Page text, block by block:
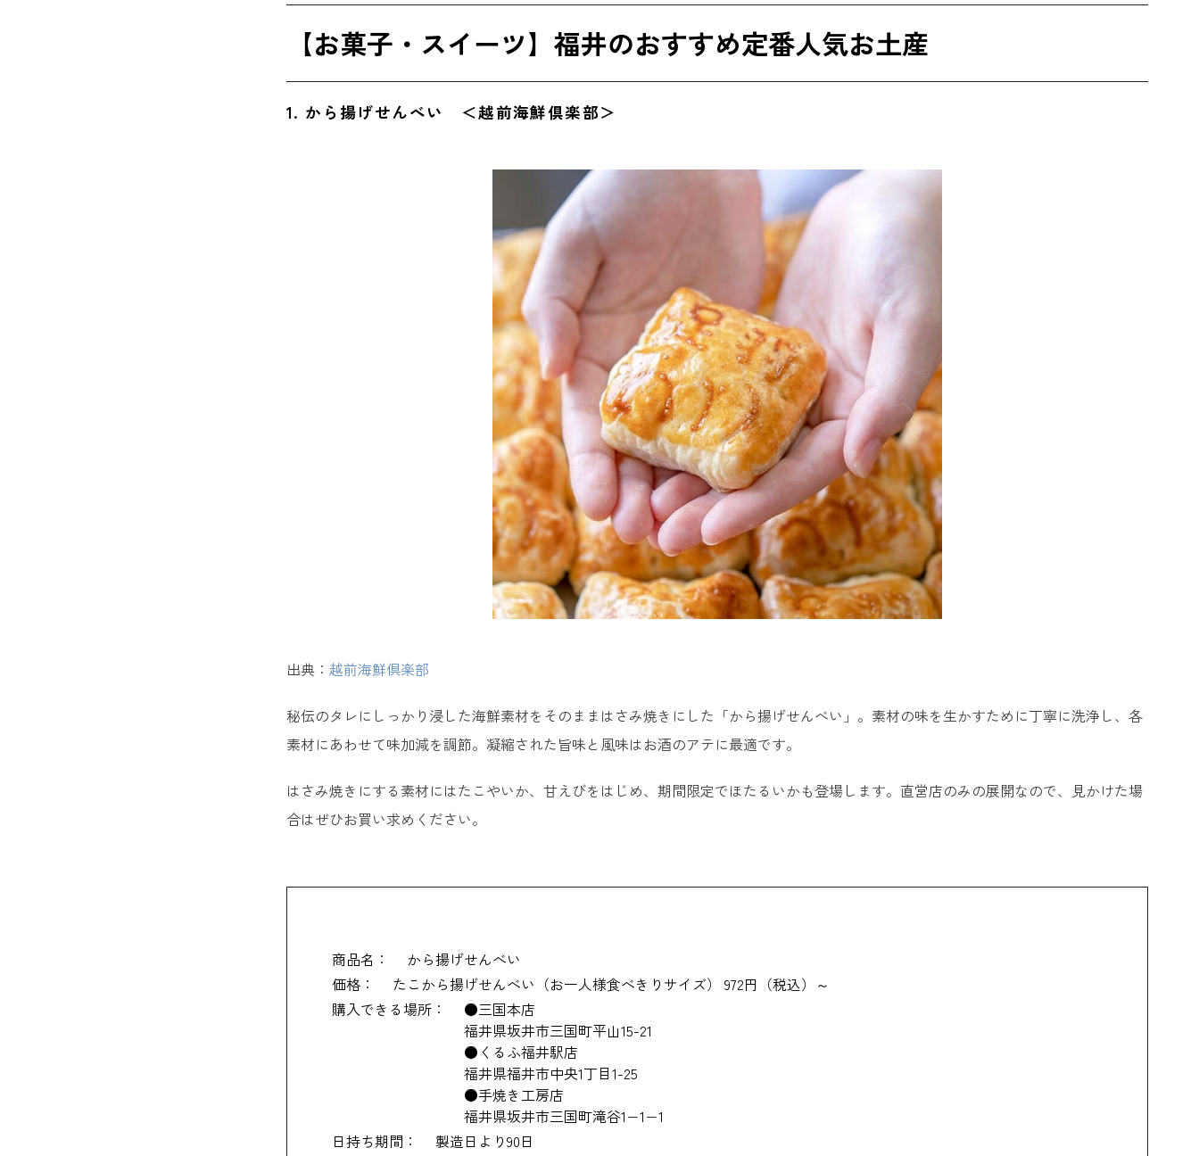
6. さばへしこスライス ＜荒忠商店＞
7. 谷口屋の、おあげ ＜谷口屋＞
【雑貨】福井のおすすめ定番人気お土産
10. 越前和紙 ＜越前和紙の里＞
11. RIN＆CO. 越前漆器 ＜漆琳堂＞
ばらまき用に最適！福井のおすすめ人気お土産
12. 五月ヶ瀬（さつきがせ） ＜五月ヶ瀬＞
13. 羽二重サブレ ＜花えちぜん＞
福井で買えるおしゃれな人気お土産
14. VIVANT BAR ＜VIVANT＞
15. 羽二重バターチーズサンド5種アソート ＜RUNNY CHEESE＞
16. 雲丹のアヒージョ ＜天たつ＞
女性が喜ぶ・女子ウケ抜群の福井のお土産
19. 羽二重ショコラ ＜栄太楼＞
【福井限定】福井県でしか買えないお土産
20. お芋掘りプリン ＜ふくのいも＞
23. 山うに 柚子赤 中辛 ＜越前隊＞
24. 生チョコサンド ＜山奥チョコレート 日和＞
25. 恐竜っぽ ＜観山洞＞
26. けんけら ＜朝倉製菓＞
27. 恐竜発掘プリン ＜いのうえ株式会社＞
【お菓子・スイーツ】福井のおすすめ定番人気お土産
1. から揚げせんべい ＜越前海鮮倶楽部＞
出典： 越前海鮮倶楽部
秘伝のタレにしっかり浸した海鮮素材をそのままはさみ焼きにした「から揚げせんべい」。素材の味を生かすために丁寧に洗浄し、各
素材にあわせて味加減を調節。凝縮された旨味と風味はお酒のアテに最適です。
はさみ焼きにする素材にはたこやいか、甘えびをはじめ、期間限定でほたるいかも登場します。直営店のみの展開なので、見かけた場
合はぜひお買い求めください。
商品名：
から揚げせんべい
価格：
たこから揚げせんべい（お一人様食べきりサイズ） 972円（税込）～
購入できる場所：
●三国本店
福井県坂井市三国町平山15-21
●くるふ福井駅店
福井県福井市中央1丁目1-25
●手焼き工房店
福井県坂井市三国町滝谷1−1−1
日持ち期間：
製造日より90日